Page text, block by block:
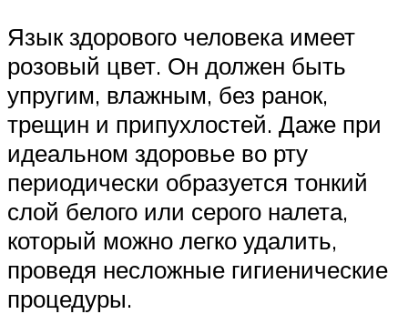
Язык здорового человека имеет
розовый цвет. Он должен быть
упругим, влажным, без ранок,
трещин и припухлостей. Даже при
идеальном здоровье во рту
периодически образуется тонкий
слой белого или серого налета,
который можно легко удалить,
проведя несложные гигиенические
процедуры.